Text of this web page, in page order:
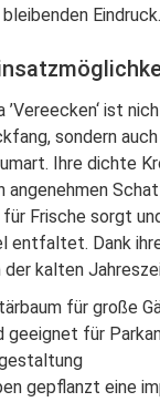
Eindruck.
’Vereecken‘ ist
sondern
Ihre dichte
angenehmen
Frische sorgt
entfaltet. Dank
der kalten
für große
geeignet für
gepflanzt eine